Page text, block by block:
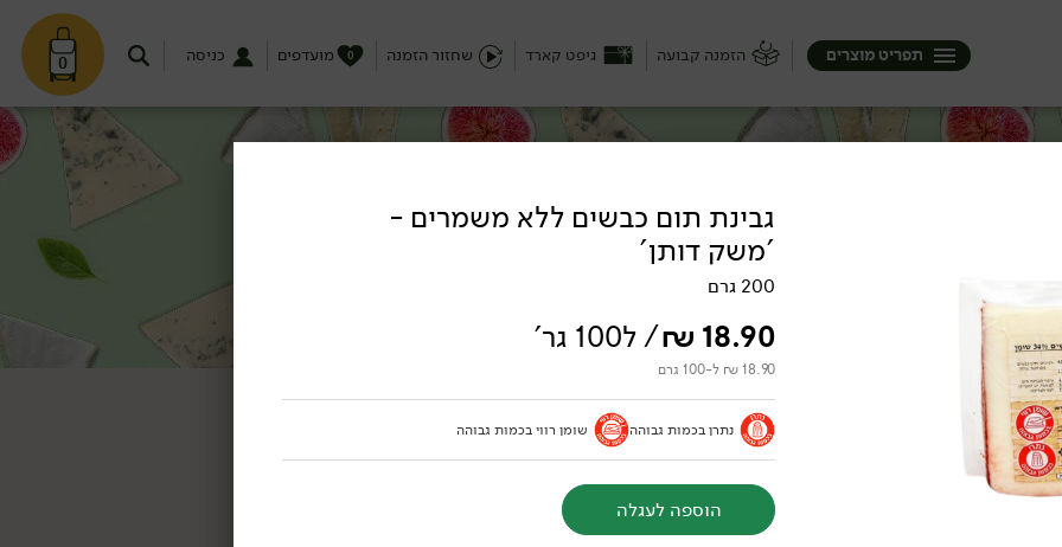
0 הזמנה קבועה גיפט קארד שחזור הזמנה מועדפים 0 כניסה תפריט מוצרים
היא יכולה להיות קשה או רק חצי ...
בבצרון, ממשק שוורץ בצפון וגם
:)
גבינת תום כבשים ללא משמרים -
'משק דותן'
200 גרם
18.90
₪/ ל100 גר'
18.90 ₪ ל-100 גרם
נתרן בכמות גבוהה שומן רווי בכמות גבוהה
הוספה לעגלה